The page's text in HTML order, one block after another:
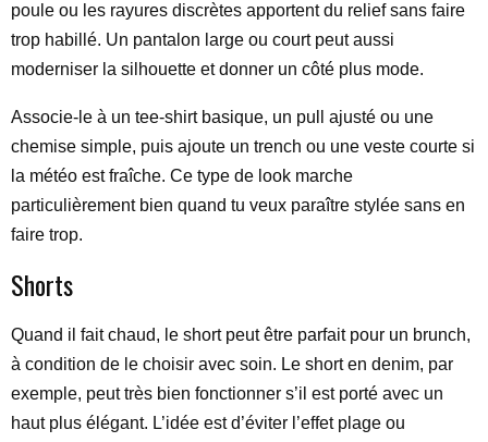
poule ou les rayures discrètes apportent du relief sans faire
trop habillé. Un pantalon large ou court peut aussi
moderniser la silhouette et donner un côté plus mode.
Associe-le à un tee-shirt basique, un pull ajusté ou une
chemise simple, puis ajoute un trench ou une veste courte si
la météo est fraîche. Ce type de look marche
particulièrement bien quand tu veux paraître stylée sans en
faire trop.
Shorts
Quand il fait chaud, le short peut être parfait pour un brunch,
à condition de le choisir avec soin. Le short en denim, par
exemple, peut très bien fonctionner s’il est porté avec un
haut plus élégant. L’idée est d’éviter l’effet plage ou